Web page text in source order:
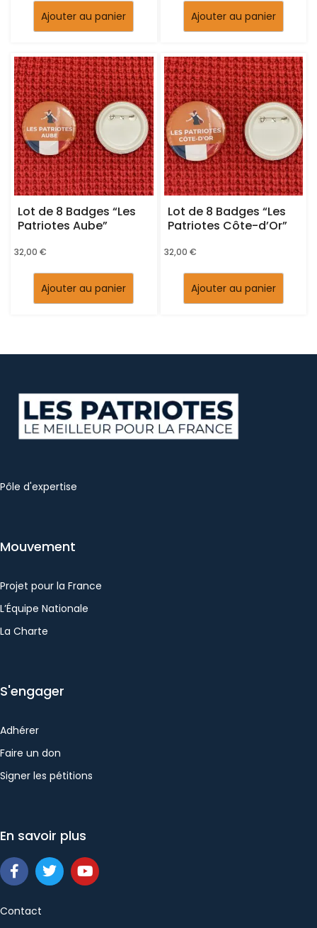
Ajouter au panier Ajouter au panier
Lot de 8 Badges “Les
Patriotes Aube”
32,00 €
Ajouter au panier
Lot de 8 Badges “Les
Patriotes Côte-d’Or”
32,00 €
Ajouter au panier
Pôle d'expertise
Mouvement
Projet pour la France
L’Équipe Nationale
La Charte
S'engager
Adhérer
Faire un don
Signer les pétitions
En savoir plus
Contact